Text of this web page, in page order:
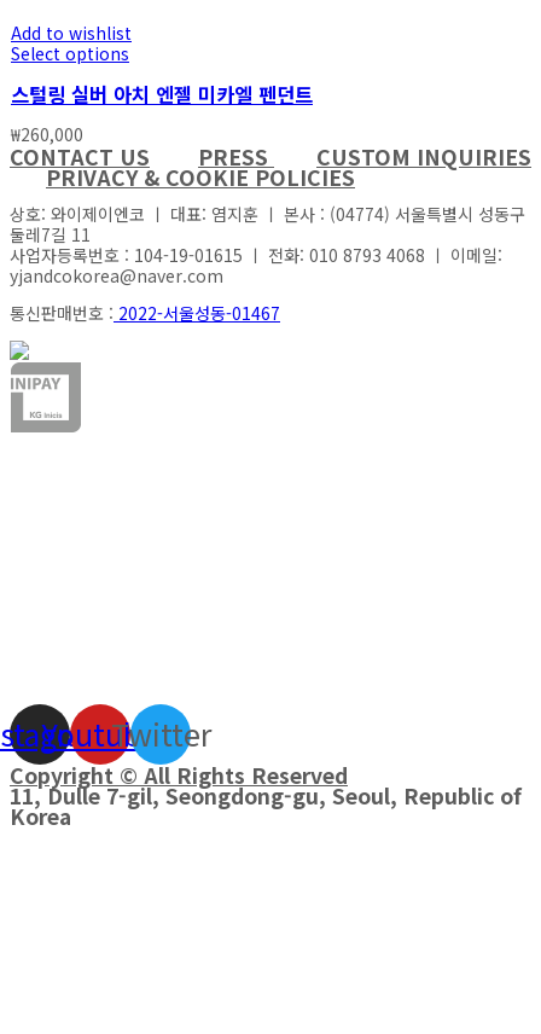
Add to wishlist
Select options
스털링 실버 아치 엔젤 미카엘 펜던트
₩260,000
CONTACT US PRESS CUSTOM INQUIRIES
PRIVACY & COOKIE POLICIES
상호: 와이제이엔코 ㅣ 대표: 염지훈 ㅣ 본사 : (04774) 서울특별시 성동구
둘레7길 11
사업자등록번호 : 104-19-01615 ㅣ 전화: 010 8793 4068 ㅣ 이메일:
yjandcokorea@naver.com
통신판매번호 : 2022-서울성동-01467
YoutubeTwitter
Copyright © All Rights Reserved
11, Dulle 7-gil, Seongdong-gu, Seoul, Republic of
Korea